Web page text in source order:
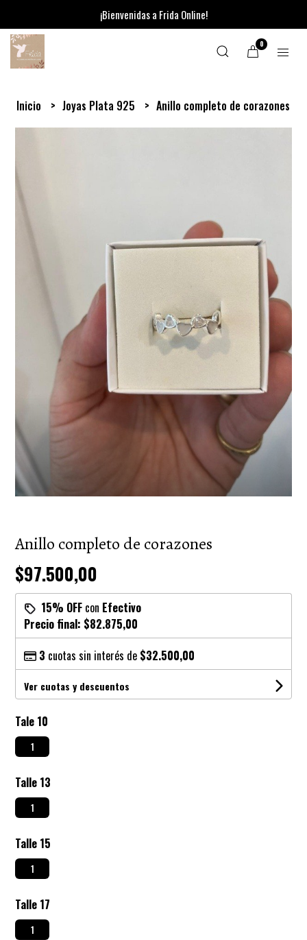
¡Bienvenidas a Frida Online!
0
Inicio Joyas Plata 925 Anillo completo de corazones
Anillo completo de corazones
$97.500,00
15% OFF con Efectivo
Precio final: $82.875,00
3 cuotas sin interés de $32.500,00
Ver cuotas y descuentos
Tale 10
1
Talle 13
1
Talle 15
1
Talle 17
1